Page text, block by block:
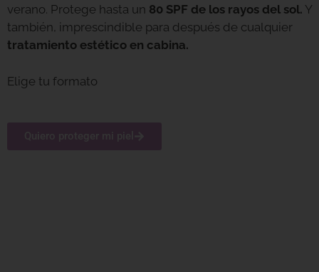
verano. Protege hasta un 80 SPF de los rayos del sol. Y
también, imprescindible para después de cualquier
tratamiento estético en cabina.
Elige tu formato